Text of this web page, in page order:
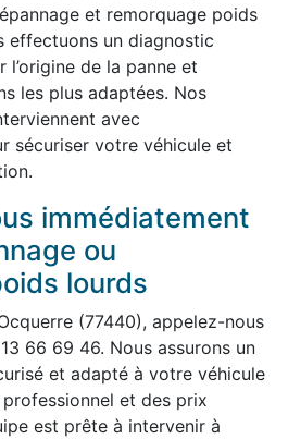
et remorquage poids
effectuons un diagnostic
de la panne et
les plus adaptées. Nos
avec
sécuriser votre véhicule et
immédiatement
ou
lourds
(77440), appelez-nous
66 69 46. Nous assurons un
et adapté à votre véhicule
et des prix
est prête à intervenir à